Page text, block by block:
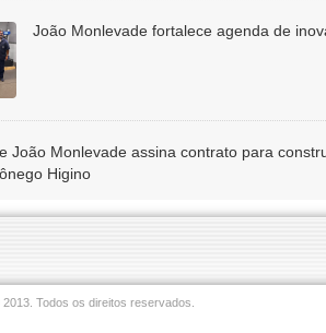
João Monlevade fortalece agenda de
João Monlevade assina contrato para
Higino
Todos os direitos reservados.